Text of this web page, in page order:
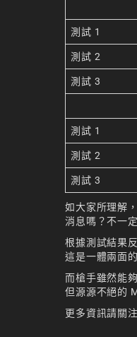
測試 1
測試 2
測試 3
測試 1
測試 2
測試 3
如大家所理解
消息嗎？不一定
根據測試結果
這是一體兩面的
而槍手雖然能
但源源不絕的
更多資訊請關注